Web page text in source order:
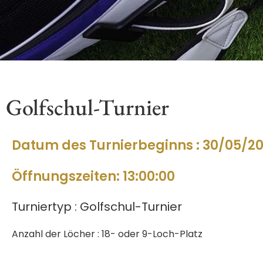
Golfschul-Turnier
Datum des Turnierbeginns : 30/05/
Öffnungszeiten: 13:00:00
Turniertyp : Golfschul-Turnier
Anzahl der Löcher : 18- oder 9-Loch-Platz